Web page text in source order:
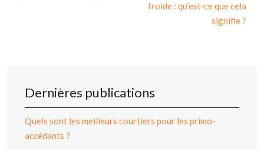
froide : qu’est‑ce que cela
signifie ?
Dernières publications
Quels sont les meilleurs courtiers pour les primo-
accédants ?